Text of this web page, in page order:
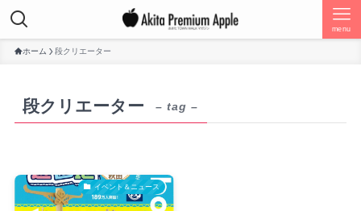
menu
ホーム 段クリエーター
段クリエーター – tag –
イベント＆ニュース